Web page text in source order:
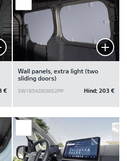
€
Wall panels, extra light (two
sliding doors)
SW185ADE00S2PP Hind: 203 €